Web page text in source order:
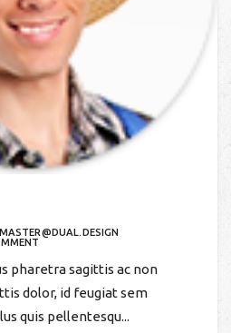
pharetra sagittis ac non
dolor, id feugiat sem
quis pellentesqu...